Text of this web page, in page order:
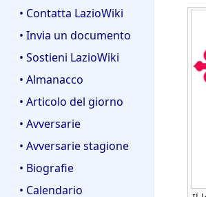
• Contatta LazioWiki
• Invia un documento
• Sostieni LazioWiki
• Almanacco
• Articolo del giorno
• Avversarie
• Avversarie stagione
• Biografie
• Calendario